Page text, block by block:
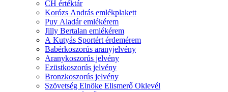
CH értéktár
Korózs András emlékplakett
Puy Aladár emlékérem
Jilly Bertalan emlékérem
A Kutyás Sportért érdemérem
Babérkoszorús aranyjelvény
Aranykoszorús jelvény
Ezüstkoszorús jelvény
Bronzkoszorús jelvény
Szövetség Elnöke Elismerő Oklevél